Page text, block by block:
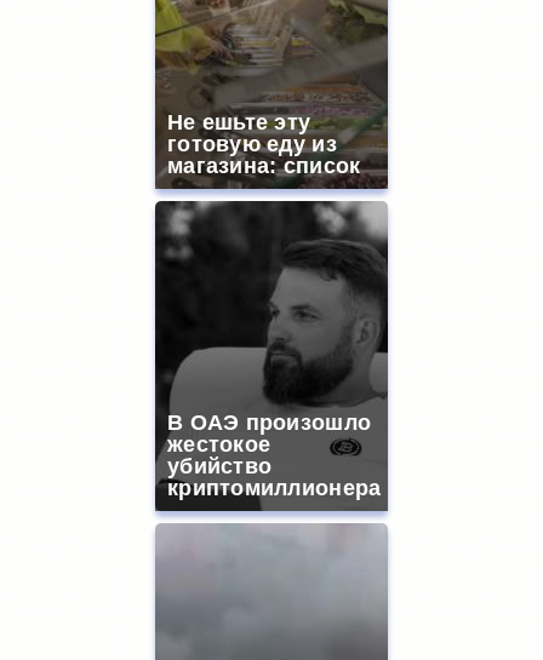
Не ешьте эту
готовую еду из
магазина: список
В ОАЭ произошло
жестокое
убийство
криптомиллионера